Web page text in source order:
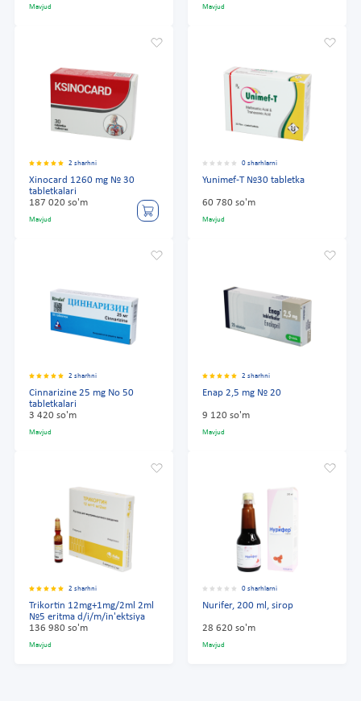
Mavjud Mavjud
2 sharhni
Xinocard 1260 mg № 30
tabletkalari
187 020 so'm
Mavjud
0 sharhlarni
Yunimef-T №30 tabletka
60 780 so'm
Mavjud
2 sharhni
Cinnarizine 25 mg No 50
tabletkalari
3 420 so'm
Mavjud
2 sharhni
Enap 2,5 mg № 20
9 120 so'm
Mavjud
2 sharhni
Trikortin 12mg+1mg/2ml 2ml
№5 eritma d/i/m/in'ektsiya
136 980 so'm
Mavjud
0 sharhlarni
Nurifer, 200 ml, sirop
28 620 so'm
Mavjud